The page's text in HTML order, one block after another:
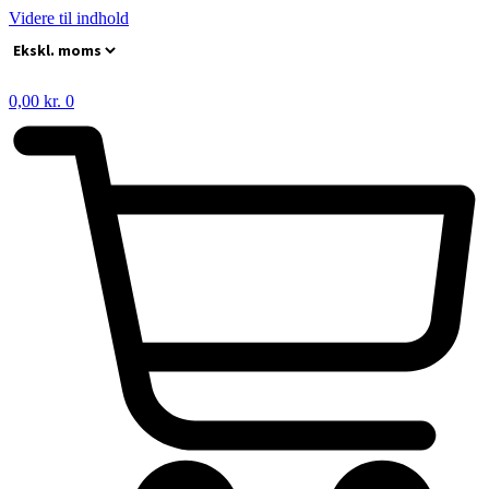
Videre til indhold
0,00 kr. 0